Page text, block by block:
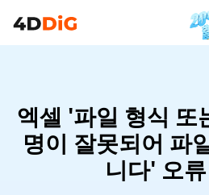
엑셀 '파일 형식 또
명이 잘못되어 파
니다' 오